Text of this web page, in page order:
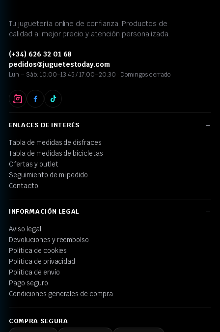
Tu juguetería online de confianza. Productos de
calidad al mejor precio y atención personalizada.
(+34) 626 32 01 68
pedidos@juguetestoday.com
Lun – Sáb: 10:00–13:45 / 17:00–20:30 · Domingos cerrado
ENLACES DE INTERÉS
Tabla de medidas de disfraces
Tabla de medidas de bicicletas
Ofertas y outlet
Seguimiento de mi pedido
Contacto
INFORMACIÓN LEGAL
Aviso legal
Devoluciones y reembolso
Política de cookies
Política de privacidad
Política de envío
Pago seguro
Condiciones generales de compra
COMPRA SEGURA